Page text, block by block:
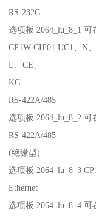
RS-232C
选项板 2064_lu_8_1
CP1W-CIF01 UC1、N、
L、CE、
KC
RS-422A/485
选项板 2064_lu_8_2
RS-422A/485
(绝缘型)
选项板 2064_lu_8_3
Ethernet
选项板 2064_lu_8_4